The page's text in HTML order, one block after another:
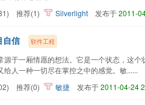
推荐(1) Silverlight 发布于2011-
自信 软件工程
源于一厢情愿的想法。​它是一个状态，这
给人一种一切尽在掌控之中的感觉。​敏......
推荐(0) 敏捷 发布于2011-04-24